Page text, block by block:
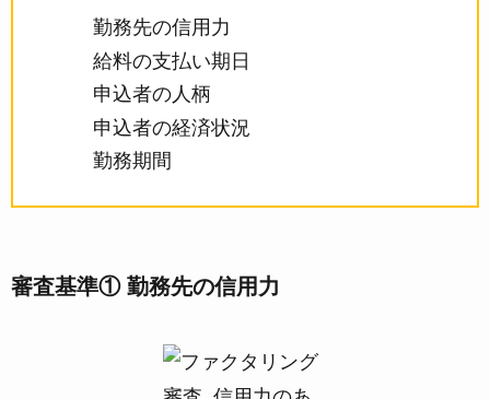
勤務先の信用力
給料の支払い期日
申込者の人柄
申込者の経済状況
勤務期間
審査基準① 勤務先の信用力